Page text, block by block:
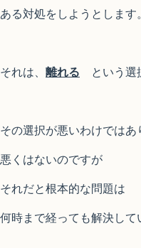
ある対処をしようとします。
それは、 離れる という選
その選択が悪いわけではあ
悪くはないのですが
それだと根本的な問題は
何時まで経っても解決して